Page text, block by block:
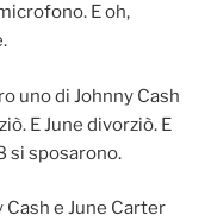
E oh,
uno di Johnny Cash
E June divorziò. E
si sposarono.
Cash e June Carter